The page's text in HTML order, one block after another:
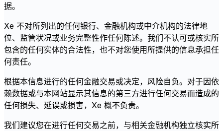
据。
Xe 不对所列出的任何银行、金融机构或中介机构的法律地
位、监管状况或业务完整性作任何陈述。我们不认可或核实所
包含的任何实体的合法性，也不对您使用所提供的信息承担任
何责任。
根据本信息进行的任何金融交易或决定，风险自负。对于因依
赖数据或与本网站显示其信息的第三方进行任何交易而造成的
任何损失、延误或损害，Xe 概不负责。
我们建议您在进行任何交易之前，与相关金融机构独立核实所